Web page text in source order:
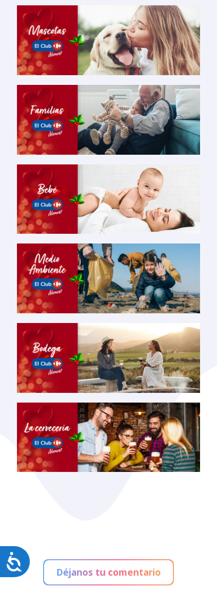
Accesibilidad
Déjanos tu comentario